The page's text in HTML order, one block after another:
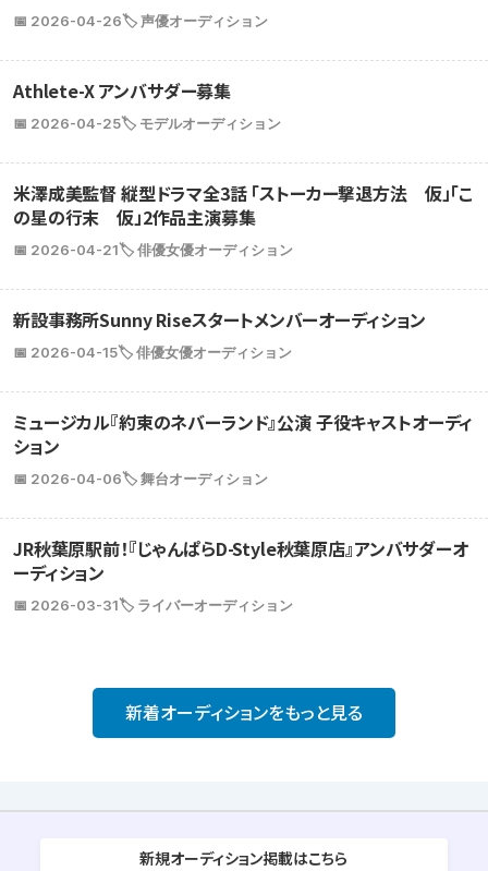
📅 2026-04-26🏷️ 声優オーディション
Athlete-X アンバサダー募集
📅 2026-04-25🏷️ モデルオーディション
米澤成美監督 縦型ドラマ全3話 「ストーカー撃退方法 仮」「こ
の星の行末 仮」2作品主演募集
📅 2026-04-21🏷️ 俳優女優オーディション
新設事務所Sunny Riseスタートメンバーオーディション
📅 2026-04-15🏷️ 俳優女優オーディション
ミュージカル『約束のネバーランド』公演 子役キャストオーディ
ション
📅 2026-04-06🏷️ 舞台オーディション
JR秋葉原駅前！『じゃんぱらD-Style秋葉原店』アンバサダーオ
ーディション
📅 2026-03-31🏷️ ライバーオーディション
新着オーディションをもっと見る
新規オーディション掲載はこちら